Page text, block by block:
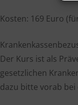
Kosten: 169 Euro
Der Kurs ist als
gesetzlichen
dazu bitte vorab bei